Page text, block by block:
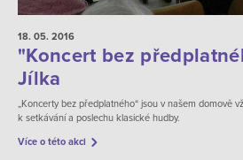
18. 05. 2016
"Koncert bez
Jílka
„Koncerty bez předplatného“ jsou v našem domově
k setkávání a poslechu klasické hudby.
Více o této akci